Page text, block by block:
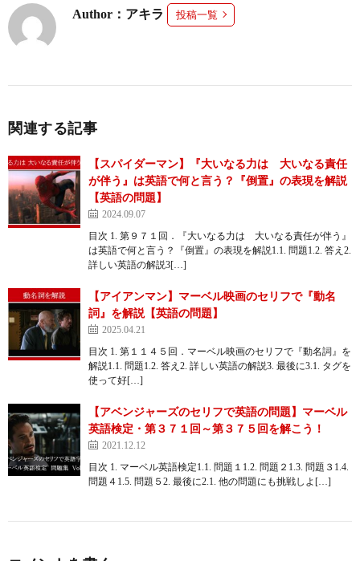
Author：アキラ 投稿一覧
関連する記事
【スパイダーマン】『大いなる力は 大いなる責任
が伴う』は英語で何と言う？『倒置』の表現を解説
【英語の問題】
2024.09.07
目次 1. 第９７１回．『大いなる力は 大いなる責任が伴う』
は英語で何と言う？『倒置』の表現を解説1.1. 問題1.2. 答え2.
詳しい英語の解説3[…]
【アイアンマン】マーベル映画のセリフで『動名
詞』を解説【英語の問題】
2025.04.21
目次 1. 第１１４５回．マーベル映画のセリフで『動名詞』を
解説1.1. 問題1.2. 答え2. 詳しい英語の解説3. 最後に3.1. タグを
使って好[…]
【アベンジャーズのセリフで英語の問題】マーベル
英語検定・第３７１回～第３７５回を解こう！
2021.12.12
目次 1. マーベル英語検定1.1. 問題１1.2. 問題２1.3. 問題３1.4.
問題４1.5. 問題５2. 最後に2.1. 他の問題にも挑戦しよ[…]